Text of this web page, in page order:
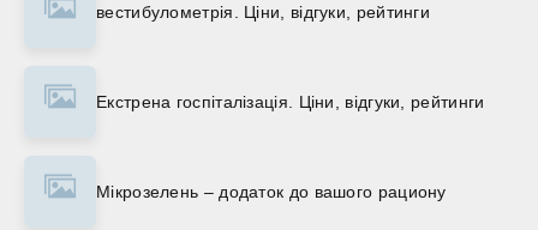
вестибулометрія. Ціни, відгуки, рейтинги
Екстрена госпіталізація. Ціни, відгуки, рейтинги
Мікрозелень – додаток до вашого рациону